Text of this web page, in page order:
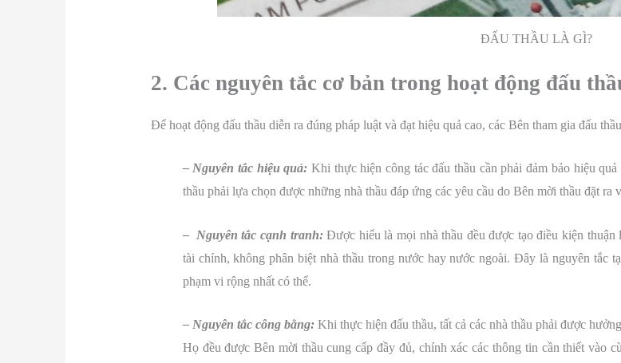
ĐẤU THẦU LÀ GÌ?
2. Các nguyên tắc cơ bản trong hoạt động đấu
Để hoạt động đấu thầu diễn ra đúng pháp luật và đạt hiệu quả cao, các Bên tham gia đấu
– Nguyên tắc hiệu quả: Khi thực hiện công tác đấu thầu cần phải đảm bảo hiệu
thầu phải lựa chọn được những nhà thầu đáp ứng các yêu cầu do Bên mời thầu đặt ra
– Nguyên tắc cạnh tranh: Được hiểu là mọi nhà thầu đều được tạo điều kiện
tài chính, không phân biệt nhà thầu trong nước hay nước ngoài. Đây là nguyên tắc
phạm vi rộng nhất có thể.
– Nguyên tắc công bằng: Khi thực hiện đấu thầu, tất cả các nhà thầu phải được
Họ đều được Bên mời thầu cung cấp đầy đủ, chính xác các thông tin cần thiết vào